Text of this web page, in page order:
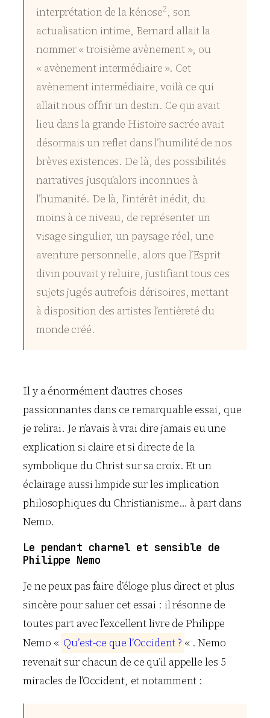
interprétation de la kénose2, son
actualisation intime, Bernard allait la
nommer « troisième avènement », ou
« avènement intermédiaire ». Cet
avènement intermédiaire, voilà ce qui
allait nous offrir un destin. Ce qui avait
lieu dans la grande Histoire sacrée avait
désormais un reflet dans l’humilité de nos
brèves existences. De là, des possibilités
narratives jusqu’alors inconnues à
l’humanité. De là, l’intérêt inédit, du
moins à ce niveau, de représenter un
visage singulier, un paysage réel, une
aventure personnelle, alors que l’Esprit
divin pouvait y reluire, justifiant tous ces
sujets jugés autrefois dérisoires, mettant
à disposition des artistes l’entièreté du
monde créé.
Il y a énormément d’autres choses
passionnantes dans ce remarquable essai, que
je relirai. Je n’avais à vrai dire jamais eu une
explication si claire et si directe de la
symbolique du Christ sur sa croix. Et un
éclairage aussi limpide sur les implication
philosophiques du Christianisme… à part dans
Nemo.
Le pendant charnel et sensible de
Philippe Nemo
Je ne peux pas faire d’éloge plus direct et plus
sincère pour saluer cet essai : il résonne de
toutes part avec l’excellent livre de Philippe
Nemo « Qu’est-ce que l’Occident ? « . Nemo
revenait sur chacun de ce qu’il appelle les 5
miracles de l’Occident, et notamment :